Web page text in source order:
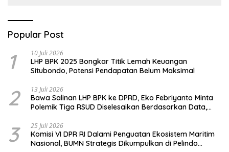
Popular Post
1 10 Juli 2026
LHP BPK 2025 Bongkar Titik Lemah Keuangan
Situbondo, Potensi Pendapatan Belum Maksimal
2 13 Juli 2026
Bawa Salinan LHP BPK ke DPRD, Eko Febriyanto Minta
Polemik Tiga RSUD Diselesaikan Berdasarkan Data,
3 25 Juli 2026
Komisi VI DPR RI Dalami Penguatan Ekosistem Maritim
Nasional, BUMN Strategis Dikumpulkan di Pelindo